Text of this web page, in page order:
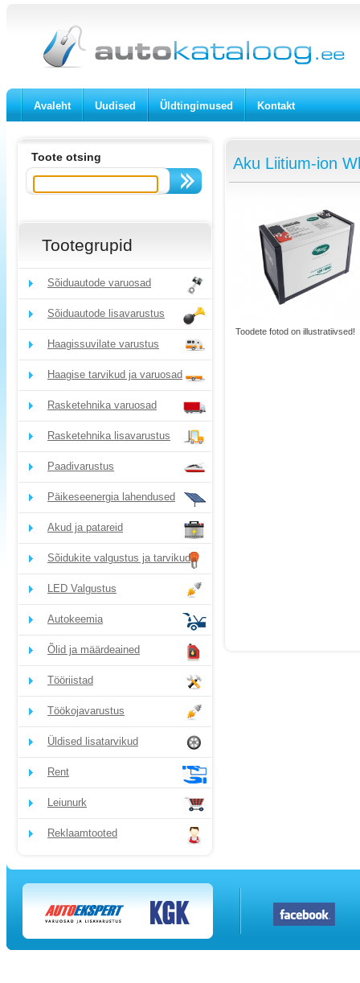
Avaleht Uudised Üldtingimused Kontakt
Toote otsing
Tootegrupid
Sõiduautode varuosad
Sõiduautode lisavarustus
Haagissuvilate varustus
Haagise tarvikud ja varuosad
Rasketehnika varuosad
Rasketehnika lisavarustus
Paadivarustus
Päikeseenergia lahendused
Akud ja patareid
Sõidukite valgustus ja tarvikud
LED Valgustus
Autokeemia
Õlid ja määrdeained
Tööriistad
Töökojavarustus
Üldised lisatarvikud
Rent
Leiunurk
Reklaamtooted
Aku Liitium-ion
Toodete fotod on illustratiivsed!